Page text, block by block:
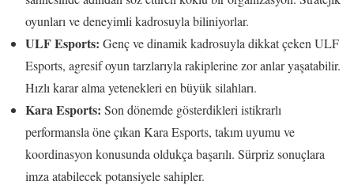
oyunları ve deneyimli kadrosuyla biliniyorlar.
ULF Esports: Genç ve dinamik kadrosuyla dikkat çeken ULF
Esports, agresif oyun tarzlarıyla rakiplerine zor anlar yaşatabilir.
Hızlı karar alma yetenekleri en büyük silahları.
Kara Esports: Son dönemde gösterdikleri istikrarlı
performansla öne çıkan Kara Esports, takım uyumu ve
koordinasyon konusunda oldukça başarılı. Sürpriz sonuçlara
imza atabilecek potansiyele sahipler.